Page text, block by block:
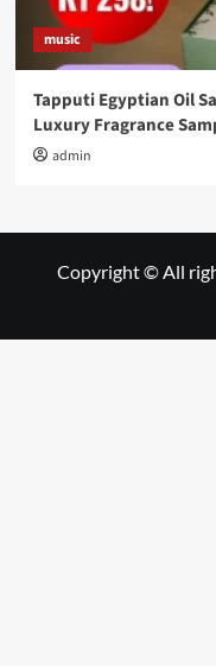
music
Tapputi Egyptian Oil
Luxury Fragrance
admin
Copyright © All